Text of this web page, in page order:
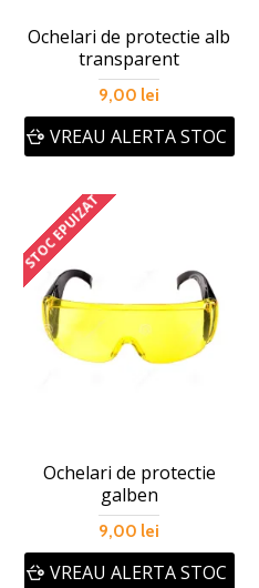
Ochelari de protectie alb
transparent
9,00 lei
VREAU ALERTA STOC
STOC EPUIZAT
Ochelari de protectie
galben
9,00 lei
VREAU ALERTA STOC